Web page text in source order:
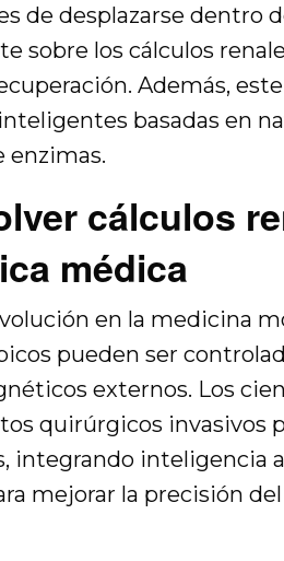
de desplazarse dentro
sobre los cálculos
Además,
basadas en
enzimas.
cálculos
médica
en la medicina
pueden ser
externos. Los
quirúrgicos invasivos
integrando inteligencia
mejorar la precisión del